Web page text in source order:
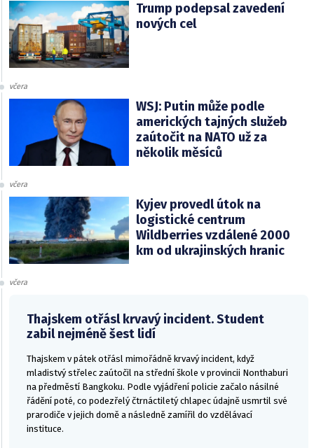
Trump podepsal zavedení
nových cel
včera
WSJ: Putin může podle
amerických tajných služeb
zaútočit na NATO už za
několik měsíců
včera
Kyjev provedl útok na
logistické centrum
Wildberries vzdálené 2000
km od ukrajinských hranic
včera
Thajskem otřásl krvavý incident. Student
zabil nejméně šest lidí
Thajskem v pátek otřásl mimořádně krvavý incident, když
mladistvý střelec zaútočil na střední škole v provincii Nonthaburi
na předměstí Bangkoku. Podle vyjádření policie začalo násilné
řádění poté, co podezřelý čtrnáctiletý chlapec údajně usmrtil své
prarodiče v jejich domě a následně zamířil do vzdělávací
instituce.